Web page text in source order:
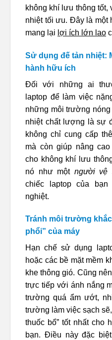
không khí lưu thông tốt,
nhiệt tối ưu. Đây là một
mang lại lợi ích lớn lao
Sử dụng đế tản nhiệt:
hành hữu ích
Đối với những ai
laptop để làm việc
những môi trường
nhiệt chất lượng là sự
không chỉ cung cấp
mà còn giúp nâng
cho không khí lưu
nó như một người vệ
chiếc laptop của
nghiệt.
Tránh môi trường
phổi” của máy
Hạn chế sử dụng
hoặc các bề mặt mềm
khe thông gió. Cũng
trực tiếp với ánh nắng
trường quá ẩm ướt,
trường làm việc sạch
thuốc bổ” tốt nhất cho
bạn. Điều này đặc